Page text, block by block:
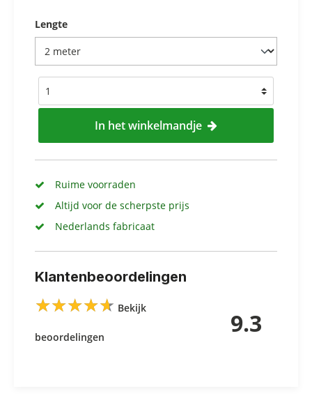
Lengte
In het winkelmandje
Ruime voorraden
Altijd voor de scherpste prijs
Nederlands fabricaat
Klantenbeoordelingen
★★★★★
★★★★★ Bekijk
beoordelingen 9.3